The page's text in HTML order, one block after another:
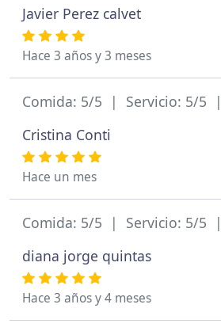
Javier Perez calvet
Hace 3 años y 3 meses
Comida: 5/5 | Servicio: 5/5
Cristina Conti
Hace un mes
Comida: 5/5 | Servicio: 5/5
diana jorge quintas
Hace 3 años y 4 meses